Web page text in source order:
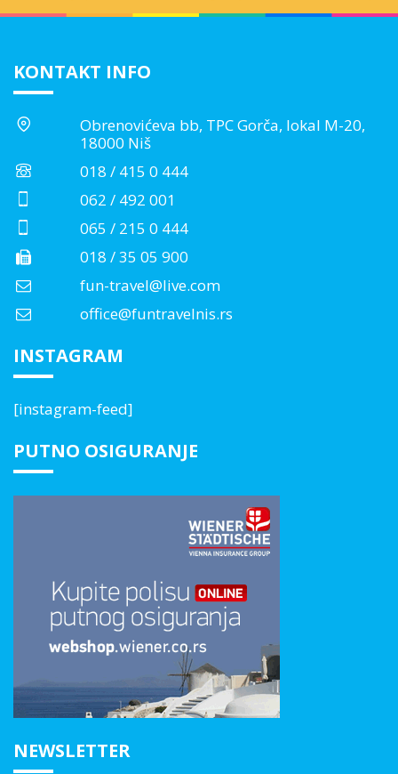
KONTAKT INFO
Obrenovićeva bb, TPC Gorča, lokal M-20,
18000 Niš
018 / 415 0 444
062 / 492 001
065 / 215 0 444
018 / 35 05 900
fun-travel@live.com
office@funtravelnis.rs
INSTAGRAM
[instagram-feed]
PUTNO OSIGURANJE
NEWSLETTER